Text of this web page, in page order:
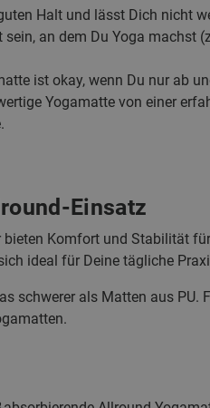
Halt und lässt Dich nicht
an dem Du Yoga machst
ist okay, wenn Du nur ab
Yogamatte von einer
Einsatz
Komfort und Stabilität
ideal für Deine tägliche
schwerer als Matten aus PU.